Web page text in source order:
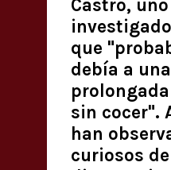
Castro,
que
debía a
sin cocer".
han
curiosos de